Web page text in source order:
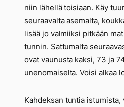
niin lähellä toisiaan. Käy
seuraavalta asemalta,
lisää jo valmiiksi pitkään
tunnin. Sattumalta
ovat vaunusta kaksi, 73 ja
unenomaiselta. Voisi alkaa
Kahdeksan tuntia istumista,